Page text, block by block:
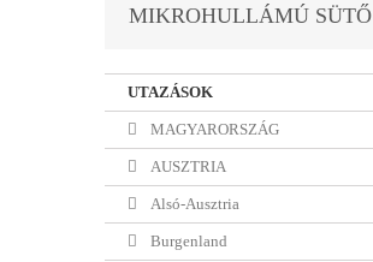
MIKROHULLÁMÚ SÜTŐ
UTAZÁSOK
MAGYARORSZÁG
AUSZTRIA
Alsó-Ausztria
Burgenland